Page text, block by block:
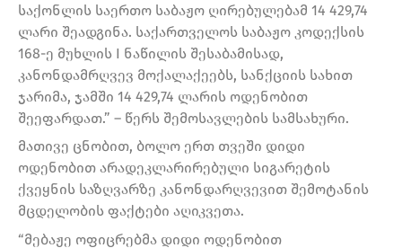
საქონლის საერთო საბაჟო ღირებულებამ 14 429,74
ლარი შეადგინა. საქართველოს საბაჟო კოდექსის
168-ე მუხლის I ნაწილის შესაბამისად,
კანონდამრღვევ მოქალაქეებს, სანქციის სახით
ჯარიმა, ჯამში 14 429,74 ლარის ოდენობით
შეეფარდათ.” – წერს შემოსავლების სამსახური.
მათივე ცნობით, ბოლო ერთ თვეში დიდი
ოდენობით არადეკლარირებული სიგარეტის
ქვეყნის საზღვარზე კანონდარღვევით შემოტანის
მცდელობის ფაქტები აღიკვეთა.
“მებაჟე ოფიცრებმა დიდი ოდენობით